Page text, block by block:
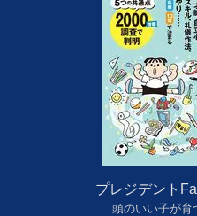
プレジデント
頭のいい子が育